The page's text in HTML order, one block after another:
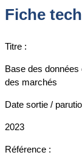
Fiche
Titre :
Base des
des marchés
Date sortie /
2023
Référence :